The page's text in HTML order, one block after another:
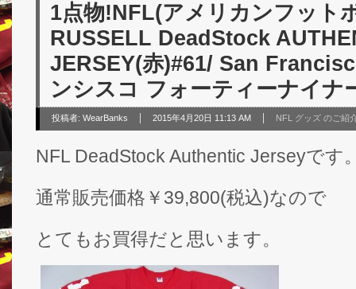
1点物!NFL(アメリカンフット
RUSSELL DeadStock
JERSEY(赤)#61/ San
ンシスコ フォーティーナイナ
投稿者: WearBanks 2015年4月20日 11:13 AM NFL グッズ のご紹
NFL DeadStock Authentic Jerseyです
通常販売価格￥39,800(税込)なので
とてもお買得だと思います。